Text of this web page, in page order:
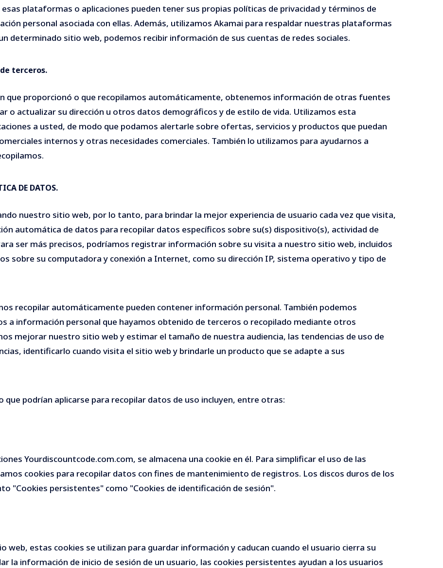
plataformas o aplicaciones pueden tener sus propias políticas de privacidad y términos de
personal asociada con ellas. Además, utilizamos Akamai para respaldar nuestras plataformas
determinado sitio web, podemos recibir información de sus cuentas de redes sociales.
terceros.
que proporcionó o que recopilamos automáticamente, obtenemos información de otras fuentes
o actualizar su dirección u otros datos demográficos y de estilo de vida. Utilizamos esta
a usted, de modo que podamos alertarle sobre ofertas, servicios y productos que puedan
internos y otras necesidades comerciales. También lo utilizamos para ayudarnos a
DE DATOS.
nuestro sitio web, por lo tanto, para brindar la mejor experiencia de usuario cada vez que visita,
automática de datos para recopilar datos específicos sobre su(s) dispositivo(s), actividad de
ser más precisos, podríamos registrar información sobre su visita a nuestro sitio web, incluidos
sobre su computadora y conexión a Internet, como su dirección IP, sistema operativo y tipo de
recopilar automáticamente pueden contener información personal. También podemos
a información personal que hayamos obtenido de terceros o recopilado mediante otros
mejorar nuestro sitio web y estimar el tamaño de nuestra audiencia, las tendencias de uso de
identificarlo cuando visita el sitio web y brindarle un producto que se adapte a sus
que podrían aplicarse para recopilar datos de uso incluyen, entre otras:
Yourdiscountcode.com.com, se almacena una cookie en él. Para simplificar el uso de las
cookies para recopilar datos con fines de mantenimiento de registros. Los discos duros de los
"Cookies persistentes" como "Cookies de identificación de sesión".
web, estas cookies se utilizan para guardar información y caducan cuando el usuario cierra su
la información de inicio de sesión de un usuario, las cookies persistentes ayudan a los usuarios